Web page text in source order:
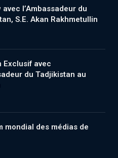
avec l’Ambassadeur du
S.E. Akan Rakhmetullin
Exclusif avec
du Tadjikistan au
mondial des médias de